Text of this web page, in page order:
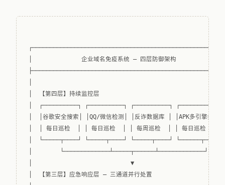
│              企业域名免疫系统 — 四层防御架构
│
│  【第四层】持续监控层
│  ┌──────────┐ ┌──────────┐ ┌──────────┐
│  │谷歌安全搜索│ │QQ/微信检测│ │反诈数据库 │ │APK多引擎扫
│  │ 每日巡检  │ │ 每日巡检  │ │ 每周巡检  │ │ 每日巡检
│  └─────┬────┘ └─────┬────┘ └─────┬────┘
│
│                            ▼
│  【第三层】应急响应层 — 三通道并行处置